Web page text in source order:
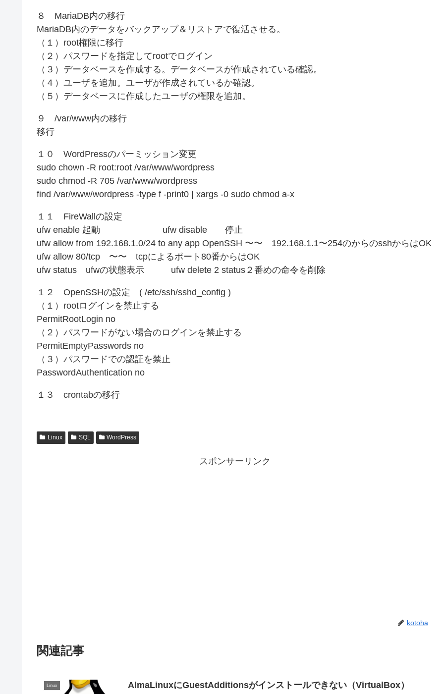
８ MariaDB内の移行
MariaDB内のデータをバックアップ＆リストアで復活させる。
（１）root権限に移行
（２）パスワードを指定してrootでログイン
（３）データベースを作成する。データベースが作成されている確認。
（４）ユーザを追加。ユーザが作成されているか確認。
（５）データベースに作成したユーザの権限を追加。
９ /var/www内の移行
移行
１０ WordPressのパーミッション変更
sudo chown -R root:root /var/www/wordpress
sudo chmod -R 705 /var/www/wordpress
find /var/www/wordpress -type f -print0 | xargs -0 sudo chmod a-x
１１ FireWallの設定
ufw enable 起動 ufw disable 停止
ufw allow from 192.168.1.0/24 to any app OpenSSH 〜〜 192.168.1.1〜254のからのsshからはOK
ufw allow 80/tcp 〜〜 tcpによるポート80番からはOK
ufw status ufwの状態表示 ufw delete 2 status２番めの命令を削除
１２ OpenSSHの設定 ( /etc/ssh/sshd_config )
（１）rootログインを禁止する
PermitRootLogin no
（２）パスワードがない場合のログインを禁止する
PermitEmptyPasswords no
（３）パスワードでの認証を禁止
PasswordAuthentication no
１３ crontabの移行
Linux SQL WordPress
スポンサーリンク
kotoha
関連記事
Linux AlmaLinuxにGuestAdditionsがインストールできない（VirtualBox）